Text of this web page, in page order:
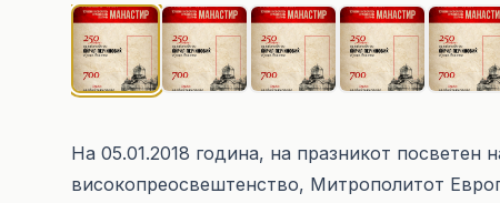
На 05.01.2018 година, на празникот
високопреосвештенство, Митрополитот